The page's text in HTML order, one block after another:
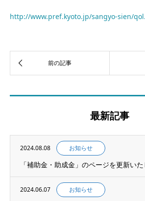
http://www.pref.kyoto.jp/sangyo-sien/
最新記事
2024.08.08 お知らせ
「補助金・助成金」のページを更新いた
2024.06.07 お知らせ